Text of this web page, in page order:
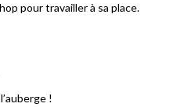
pour travailler à sa place.
!